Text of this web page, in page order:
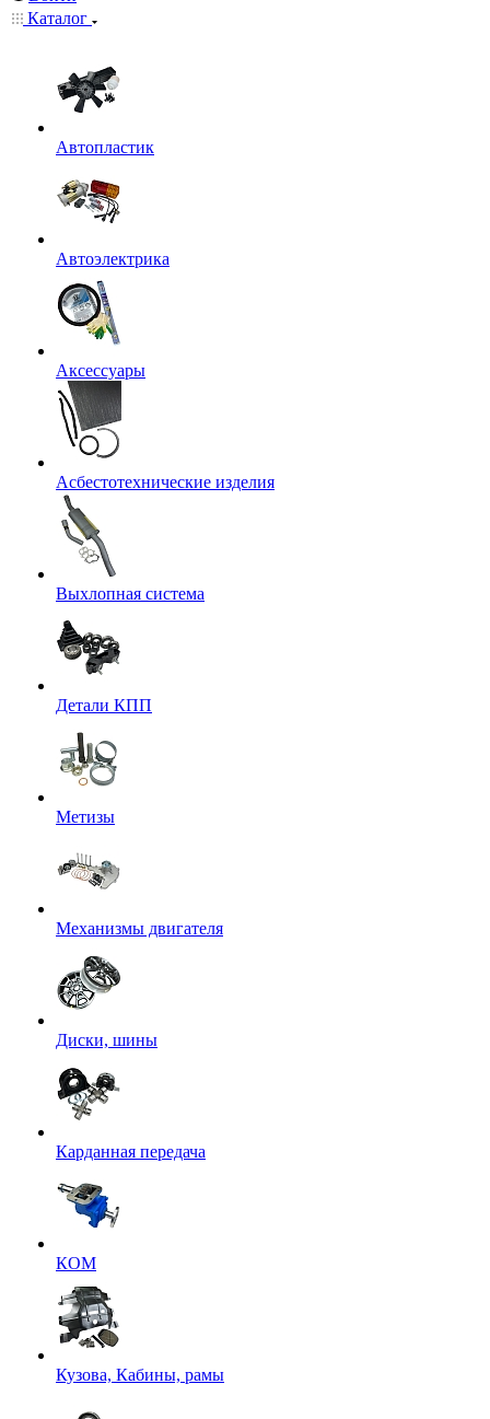
Каталог
Автопластик
Автоэлектрика
Аксессуары
Асбестотехнические изделия
Выхлопная система
Детали КПП
Метизы
Механизмы двигателя
Диски, шины
Карданная передача
КОМ
Кузова, Кабины, рамы